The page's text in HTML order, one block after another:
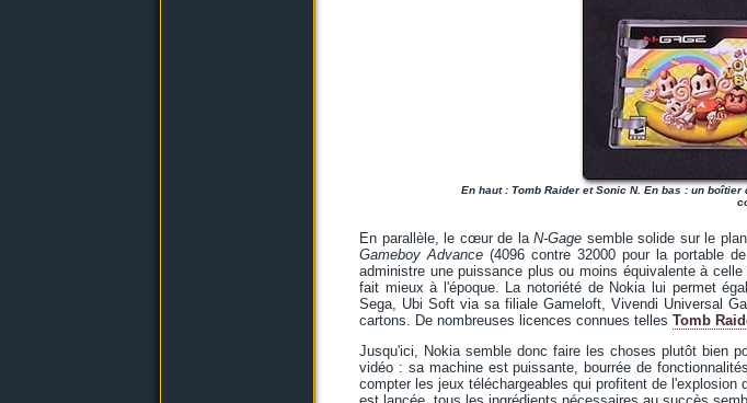
En haut : Tomb Raider et Sonic N. En bas : un
En parallèle, le cœur de la N-Gage semble solide sur le
Gameboy Advance (4096 contre 32000 pour la portable
administre une puissance plus ou moins équivalente à
fait mieux à l'époque. La notoriété de Nokia lui permet
Sega, Ubi Soft via sa filiale Gameloft, Vivendi Universal
cartons. De nombreuses licences connues telles Tomb
Jusqu'ici, Nokia semble donc faire les choses plutôt bien
vidéo : sa machine est puissante, bourrée de
compter les jeux téléchargeables qui profitent de